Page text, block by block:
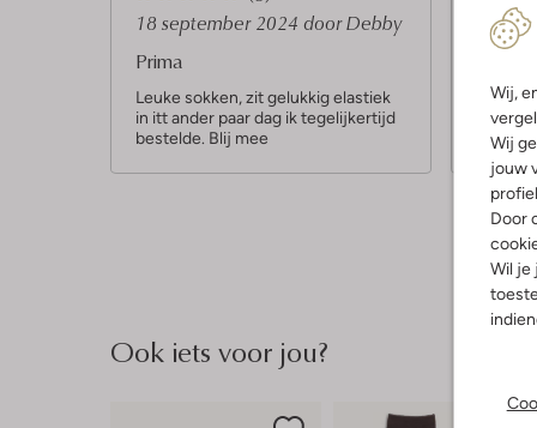
Wij,
Wij
jouw
Door
Wil je
S
t
e
r
18 september 2024 door Debby
Prima
Leuke sokken, zit gelukkig elastiek
in itt ander paar dag ik tegelijkertijd
bestelde. Blij mee
22
lekker.
Ook iets voor jou?